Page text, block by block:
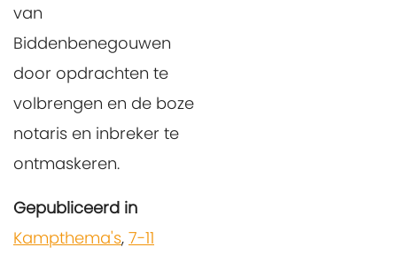
van
Biddenbenegouwen
door opdrachten te
volbrengen en de boze
notaris en inbreker te
ontmaskeren.
Gepubliceerd in
Kampthema's, 7-11